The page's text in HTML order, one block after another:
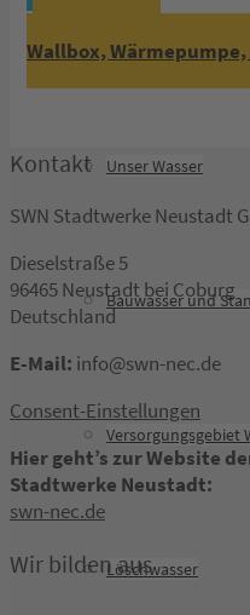
Unser Wasser
Bauwasser und
Versorgungsgebiet
Löschwasser
Wallbox,
Kontakt
SWN Stadtwerke Neustadt
Dieselstraße 5
96465 Neustadt bei Coburg
Deutschland
E-Mail: info@swn-nec.de
Consent-Einstellungen
Hier geht’s zur Website
Stadtwerke Neustadt:
swn-nec.de
Wir bilden aus